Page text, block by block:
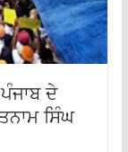
ਦੇ
ਸਿੰਘ